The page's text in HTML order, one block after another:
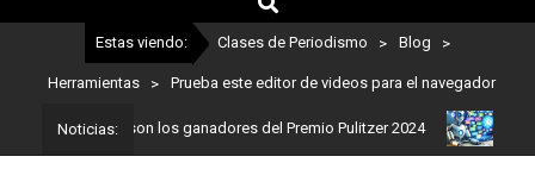
Estas viendo: Clases de Periodismo > Blog >
Herramientas > Prueba este editor de videos para el navegador
Noticias:
Estos son los ganadores del Premio Pulitzer 2024